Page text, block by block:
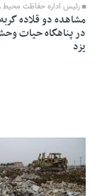
رئیس اداره حفاظت
مشاهده دو قلاده
در پناهگاه حیات
یزد